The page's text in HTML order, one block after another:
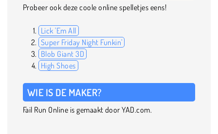
Probeer ook deze coole online spelletjes eens!
Lick 'Em All
Super Friday Night Funkin'
Blob Giant 3D
High Shoes
WIE IS DE MAKER?
Fail Run Online is gemaakt door YAD.com.